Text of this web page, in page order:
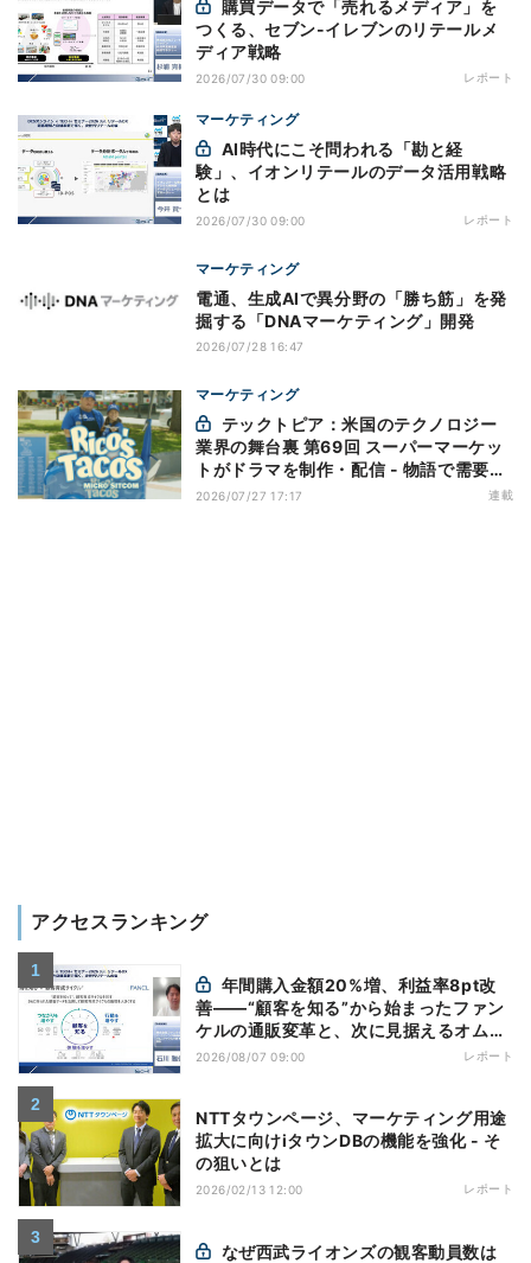
つくる、セブン-イレブンのリテールメ
ディア戦略
2026/07/30 09:00 レポート
マーケティング
験」、イオンリテールのデータ活用戦略
とは
2026/07/30 09:00 レポート
マーケティング
電通、生成AIで異分野の「勝ち筋」を発
掘する「DNAマーケティング」開発
2026/07/28 16:47
マーケティング
業界の舞台裏 第69回 スーパーマーケッ
トがドラマを制作・配信 - 物語で需要を
演出する小売メディア
2026/07/27 17:17 連載
アクセスランキング
善——“顧客を知る”から始まったファン
ケルの通販変革と、次に見据えるオムニ
チャネル
2026/08/07 09:00 レポート
NTTタウンページ、マーケティング用途
拡大に向けiタウンDBの機能を強化 - そ
の狙いとは
2026/02/13 12:00 レポート